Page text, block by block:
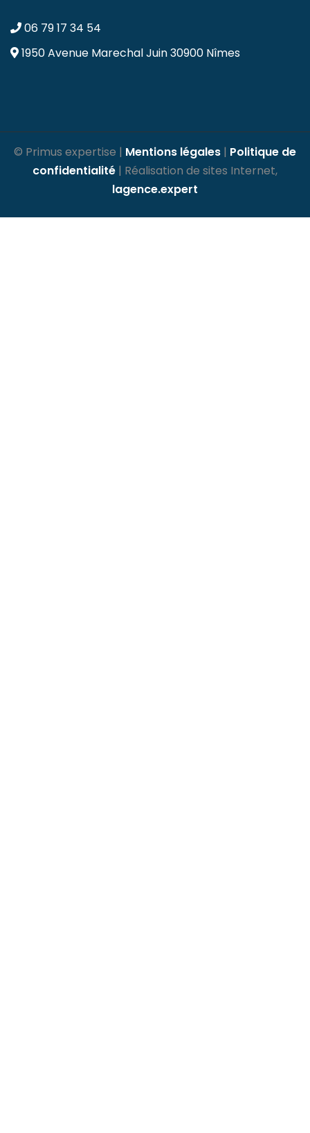
06 79 17 34 54
1950 Avenue Marechal Juin30900 Nîmes
© Primus expertise | Mentions légales | Politique de
confidentialité | Réalisation de sites Internet,
lagence.expert